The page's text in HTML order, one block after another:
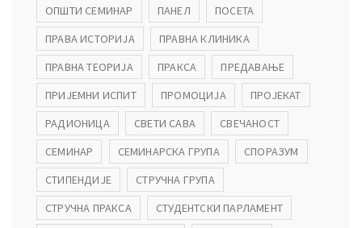
ОПШТИ СЕМИНАР
ПАНЕЛ
ПОСЕТА
ПРАВА ИСТОРИЈА
ПРАВНА КЛИНИКА
ПРАВНА ТЕОРИЈА
ПРАКСА
ПРЕДАВАЊЕ
ПРИЈЕМНИ ИСПИТ
ПРОМОЦИЈА
ПРОЈЕКАТ
РАДИОНИЦА
СВЕТИ САВА
СВЕЧАНОСТ
СЕМИНАР
СЕМИНАРСКА ГРУПА
СПОРАЗУМ
СТИПЕНДИЈЕ
СТРУЧНА ГРУПА
СТРУЧНА ПРАКСА
СТУДЕНТСКИ ПАРЛАМЕНТ